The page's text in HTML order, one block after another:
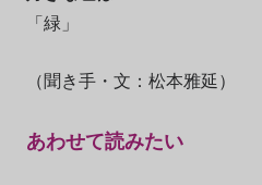
「緑」
（聞き手・文：松本雅延）
あわせて読みたい